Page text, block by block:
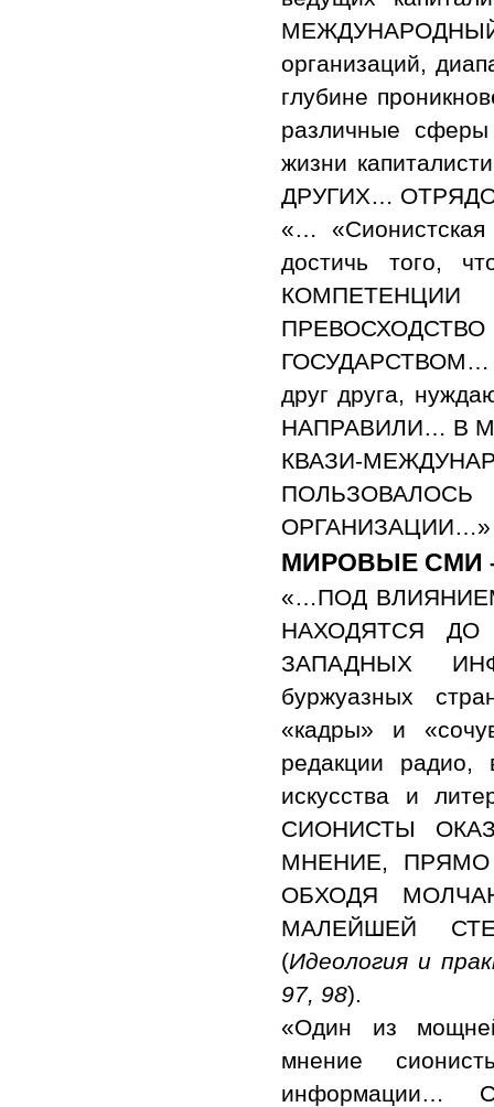
МЕЖДУНАРОДНЫЙ
организаций,
глубине
различные сферы
жизни
ДРУГИХ…
«…
достичь того,
КОМПЕТЕНЦИИ
ГОСУДАРСТВОМ…
друг друга,
НАПРАВИЛИ… В
КВАЗИ-
ОРГАНИЗАЦИИ…»
МИРОВЫЕ СМИ
«…ПОД
НАХОДЯТСЯ
ЗАПАДНЫХ
буржуазных
«кадры» и
редакции радио,
искусства и
СИОНИСТЫ
МНЕНИЕ,
ОБХОДЯ
МАЛЕЙШЕЙ
(Идеология и
97, 98).
«Один из
мнение
информации…